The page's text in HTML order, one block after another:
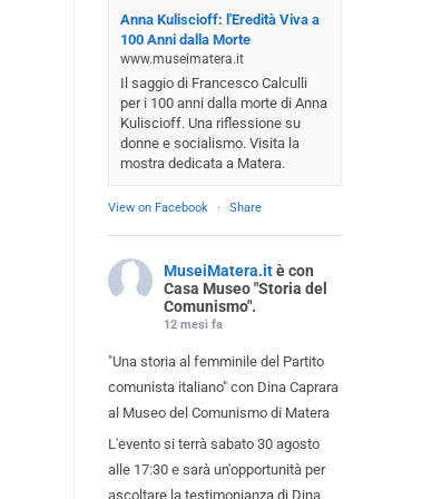
Anna Kuliscioff: l'Eredità Viva a
100 Anni dalla Morte
www.museimatera.it
Il saggio di Francesco Calculli
per i 100 anni dalla morte di Anna
Kuliscioff. Una riflessione su
donne e socialismo. Visita la
mostra dedicata a Matera.
View on Facebook · Share
MuseiMatera.itè con
Casa Museo "Storia del
Comunismo".
12 mesi fa
"Una storia al femminile del Partito
comunista italiano" con Dina Caprara
al Museo del Comunismo di Matera
L'evento si terrà sabato 30 agosto
alle 17:30 e sarà un'opportunità per
ascoltare la testimonianza di Dina